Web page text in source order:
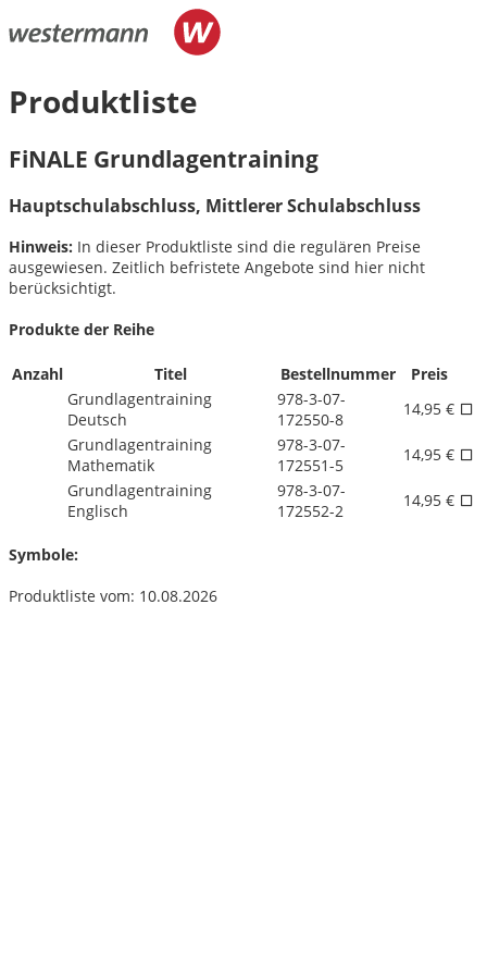
Produktliste
FiNALE Grundlagentraining
Hauptschulabschluss, Mittlerer Schulabschluss
Hinweis: In dieser Produktliste sind die regulären Preise
ausgewiesen. Zeitlich befristete Angebote sind hier nicht
berücksichtigt.
Produkte der Reihe
Anzahl Titel Bestellnummer
Preis
Grundlagentraining
Deutsch
978-3-07-
172550-8
14,95 €
Grundlagentraining
Mathematik
978-3-07-
172551-5
14,95 €
Grundlagentraining
Englisch
978-3-07-
172552-2
14,95 €
Symbole:
Produktliste vom: 10.08.2026